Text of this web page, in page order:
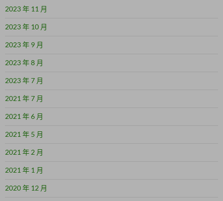
2023 年 11 月
2023 年 10 月
2023 年 9 月
2023 年 8 月
2023 年 7 月
2021 年 7 月
2021 年 6 月
2021 年 5 月
2021 年 2 月
2021 年 1 月
2020 年 12 月